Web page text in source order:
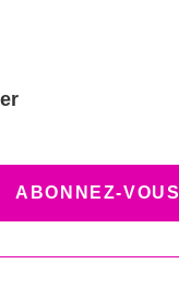
ABONNEZ-VOUS